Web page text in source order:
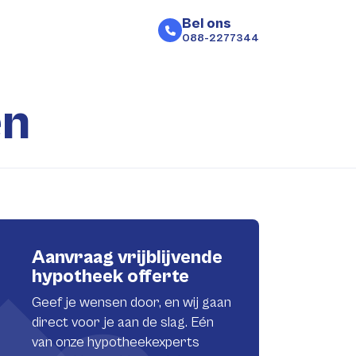
Bel ons
088-2277344
Aanvraag vrijblijvende
hypotheek offerte
Geef je wensen door, en wij gaan
direct voor je aan de slag. Eén
van onze hypotheekexperts